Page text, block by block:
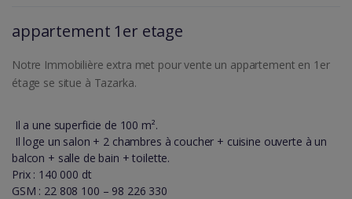
appartement 1er etage
Notre Immobilière extra met pour vente un appartement en 1er
étage se situe à Tazarka.
Il a une superficie de 100 m².
Il loge un salon + 2 chambres à coucher + cuisine ouverte à un
balcon + salle de bain + toilette.
Prix : 140 000 dt
GSM : 22 808 100 – 98 226 330